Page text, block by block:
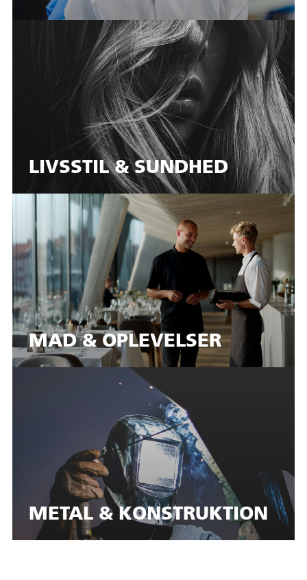
LIVSSTIL & SUNDHED
MAD & OPLEVELSER
METAL & KONSTRUKTION